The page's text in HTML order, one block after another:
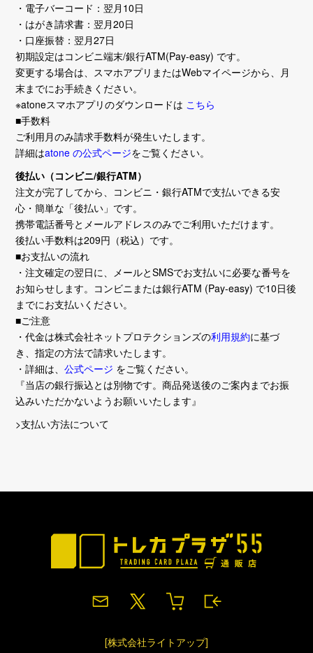
・電子バーコード：翌月10日
・はがき請求書：翌月20日
・口座振替：翌月27日
初期設定はコンビニ端末/銀行ATM(Pay-easy) です。
変更する場合は、スマホアプリまたはWebマイページから、月
末までにお手続きください。
※atoneスマホアプリのダウンロードは こちら
■手数料
ご利用月のみ請求手数料が発生いたします。
詳細はatone の公式ページをご覧ください。
後払い（コンビニ/銀行ATM）
注文が完了してから、コンビニ・銀行ATMで支払いできる安
心・簡単な「後払い」です。
携帯電話番号とメールアドレスのみでご利用いただけます。
後払い手数料は209円（税込）です。
■お支払いの流れ
・注文確定の翌日に、メールとSMSでお支払いに必要な番号を
お知らせします。コンビニまたは銀行ATM (Pay-easy) で10日後
までにお支払いください。
■ご注意
・代金は株式会社ネットプロテクションズの利用規約に基づ
き、指定の方法で請求いたします。
・詳細は、公式ページ をご覧ください。
『当店の銀行振込とは別物です。商品発送後のご案内までお振
込みいただかないようお願いいたします』
>支払い方法について
[株式会社ライトアップ]